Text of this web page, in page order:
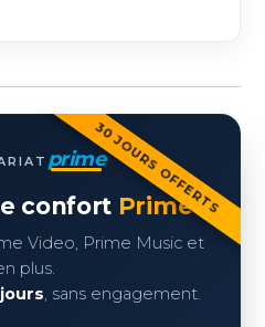
30 JOURS OFFERTS
prime
confort Prime
Video, Prime Music et
plus.
, sans engagement.